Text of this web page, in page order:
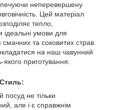
неперевершену
Цей матеріал
тепло,
ідеальні умови для
смачних та соковитих страв.
на наш чавунний
якого приготування.
посуд не тільки
але і є справжнім